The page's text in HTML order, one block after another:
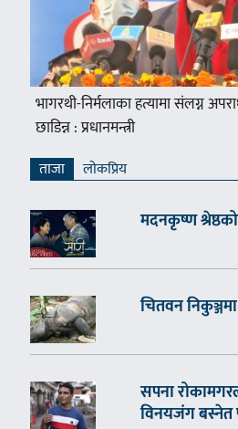
भागरथी-निर्मलाका हत्यामा संलग्न
छाडिन्न : प्रधानमन्त्री
ताजा लाेकप्रिय
मदनकृष्ण
चितवन
सपना
विनयजंग बस्नेत